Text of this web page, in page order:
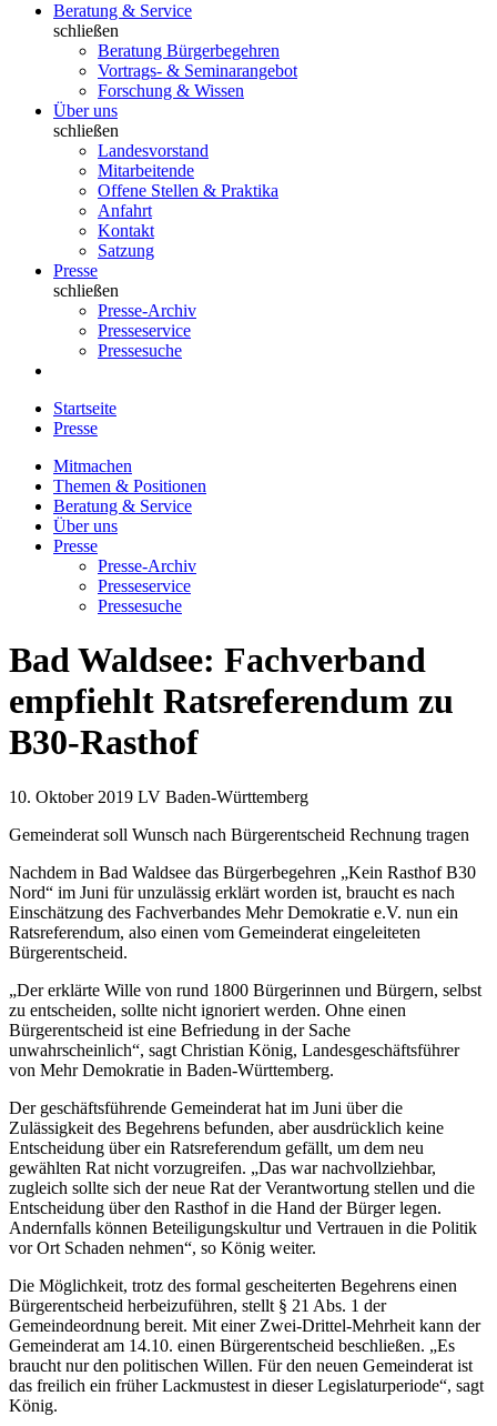
Beratung & Service
schließen
Beratung Bürgerbegehren
Vortrags- & Seminarangebot
Forschung & Wissen
Über uns
schließen
Landesvorstand
Mitarbeitende
Offene Stellen & Praktika
Anfahrt
Kontakt
Satzung
Presse
schließen
Presse-Archiv
Presseservice
Pressesuche
Startseite
Presse
Mitmachen
Themen & Positionen
Beratung & Service
Über uns
Presse
Presse-Archiv
Presseservice
Pressesuche
Bad Waldsee: Fachverband
empfiehlt Ratsreferendum zu
B30-Rasthof
10. Oktober 2019 LV Baden-Württemberg
Gemeinderat soll Wunsch nach Bürgerentscheid Rechnung tragen
Nachdem in Bad Waldsee das Bürgerbegehren „Kein Rasthof B30
Nord“ im Juni für unzulässig erklärt worden ist, braucht es nach
Einschätzung des Fachverbandes Mehr Demokratie e.V. nun ein
Ratsreferendum, also einen vom Gemeinderat eingeleiteten
Bürgerentscheid.
„Der erklärte Wille von rund 1800 Bürgerinnen und Bürgern, selbst
zu entscheiden, sollte nicht ignoriert werden. Ohne einen
Bürgerentscheid ist eine Befriedung in der Sache
unwahrscheinlich“, sagt Christian König, Landesgeschäftsführer
von Mehr Demokratie in Baden-Württemberg.
Der geschäftsführende Gemeinderat hat im Juni über die
Zulässigkeit des Begehrens befunden, aber ausdrücklich keine
Entscheidung über ein Ratsreferendum gefällt, um dem neu
gewählten Rat nicht vorzugreifen. „Das war nachvollziehbar,
zugleich sollte sich der neue Rat der Verantwortung stellen und die
Entscheidung über den Rasthof in die Hand der Bürger legen.
Andernfalls können Beteiligungskultur und Vertrauen in die Politik
vor Ort Schaden nehmen“, so König weiter.
Die Möglichkeit, trotz des formal gescheiterten Begehrens einen
Bürgerentscheid herbeizuführen, stellt § 21 Abs. 1 der
Gemeindeordnung bereit. Mit einer Zwei-Drittel-Mehrheit kann der
Gemeinderat am 14.10. einen Bürgerentscheid beschließen. „Es
braucht nur den politischen Willen. Für den neuen Gemeinderat ist
das freilich ein früher Lackmustest in dieser Legislaturperiode“, sagt
König.